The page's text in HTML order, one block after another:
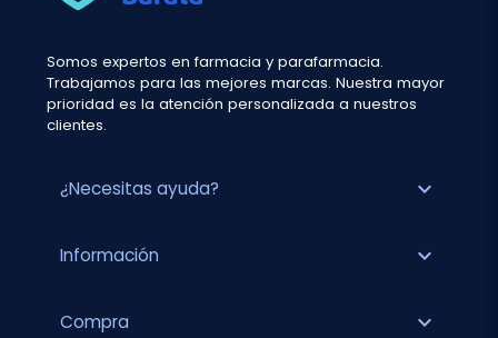
Somos expertos en farmacia y parafarmacia.
Trabajamos para las mejores marcas. Nuestra mayor
prioridad es la atención personalizada a nuestros
clientes.
¿Necesitas ayuda? expand_more
Información expand_more
Compra expand_more